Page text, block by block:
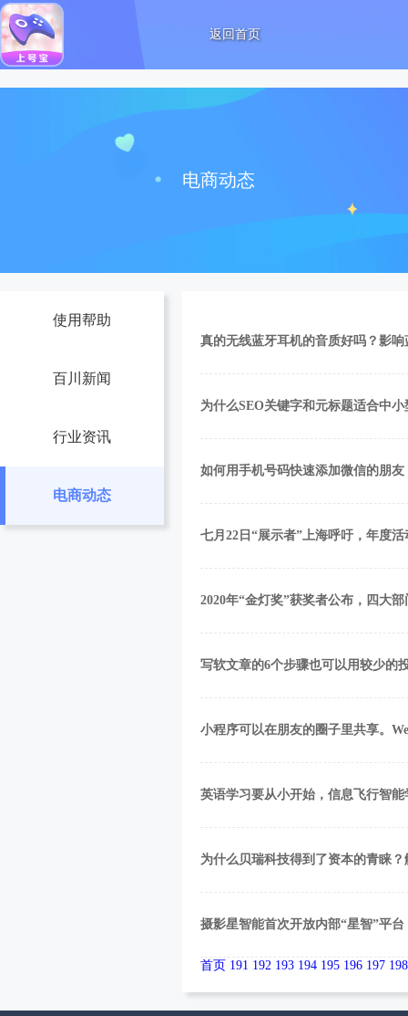
返回首页
电商动态
使用帮助
百川新闻
行业资讯
电商动态
真的无线蓝牙耳机的音质好吗？影
为什么SEO关键字和元标题适合中小
如何用手机号码快速添加微信的朋
七月22日“展示者”上海呼吁，年度
2020年“金灯奖”获奖者公布，四大
写软文章的6个步骤也可以用较少的
小程序可以在朋友的圈子里共享。
英语学习要从小开始，信息飞行智
为什么贝瑞科技得到了资本的青睐？
摄影星智能首次开放内部“星智”平
首页 191 192 193 194 195 196 197 198